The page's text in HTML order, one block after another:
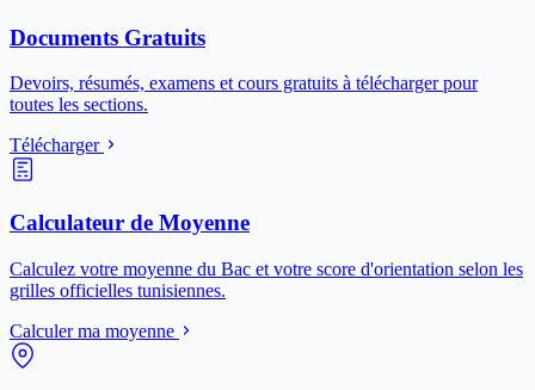
Documents Gratuits
Devoirs, résumés, examens et cours gratuits à télécharger pour
toutes les sections.
Télécharger
Calculateur de Moyenne
Calculez votre moyenne du Bac et votre score d'orientation selon les
grilles officielles tunisiennes.
Calculer ma moyenne